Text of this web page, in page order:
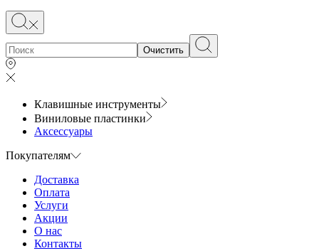
Очистить
Клавишные инструменты
Виниловые пластинки
Аксессуары
Покупателям
Доставка
Оплата
Услуги
Акции
О нас
Контакты